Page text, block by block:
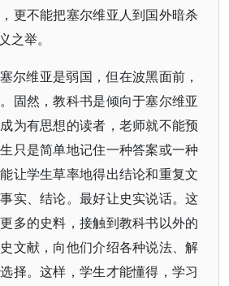
更不能把塞尔维亚人到国外暗杀
之举。
尔维亚是弱国，但在波黑面前，
固然，教科书是倾向于塞尔维亚
为有思想的读者，老师就不能预
只是简单地记住一种答案或一种
让学生草率地得出结论和重复文
实、结论。最好让史实说话。这
多的史料，接触到教科书以外的
文献，向他们介绍各种说法、解
择。这样，学生才能懂得，学习